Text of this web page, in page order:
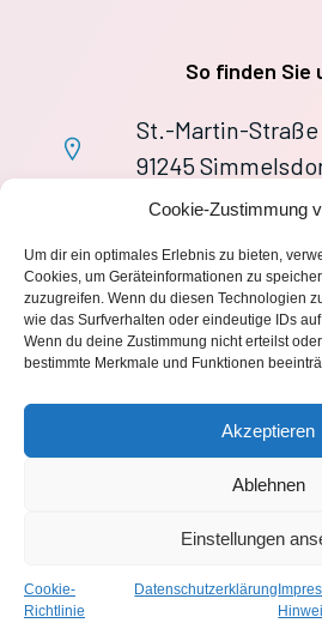
Cookie-Zustimmung
Um dir ein optimales Erlebnis zu bieten,
Cookies, um Geräteinformationen zu
zuzugreifen. Wenn du diesen Technologien
wie das Surfverhalten oder eindeutige IDs
Wenn du deine Zustimmung nicht erteilst
bestimmte Merkmale und Funktionen
Akzeptieren
Ablehnen
Einstellungen
Cookie-
Richtlinie
Datenschutzerklärung
So finden Sie
St.-Martin-Straße
91245
+49 9155
wache113@ff-
with
using